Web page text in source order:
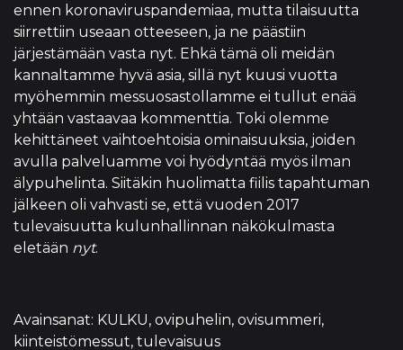
ennen koronaviruspandemiaa, mutta tilaisuutta
siirrettiin useaan otteeseen, ja ne päästiin
järjestämään vasta nyt. Ehkä tämä oli meidän
kannaltamme hyvä asia, sillä nyt kuusi vuotta
myöhemmin messuosastollamme ei tullut enää
yhtään vastaavaa kommenttia. Toki olemme
kehittäneet vaihtoehtoisia ominaisuuksia, joiden
avulla palveluamme voi hyödyntää myös ilman
älypuhelinta. Siitäkin huolimatta fiilis tapahtuman
jälkeen oli vahvasti se, että vuoden 2017
tulevaisuutta kulunhallinnan näkökulmasta
eletään nyt.
Avainsanat: KULKU, ovipuhelin, ovisummeri,
kiinteistömessut, tulevaisuus